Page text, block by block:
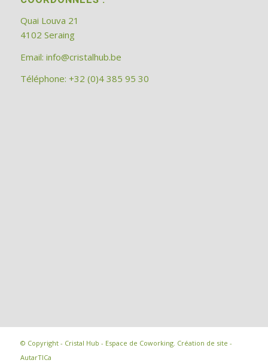
Quai Louva 21
4102 Seraing
Email: info@cristalhub.be
Téléphone: +32 (0)4 385 95 30
© Copyright - Cristal Hub - Espace de Coworking. Création de site -
AutarTICa